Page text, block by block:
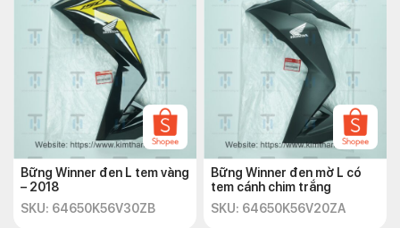
Bững Winner đen L tem vàng
– 2018
SKU: 64650K56V30ZB
Bững Winner đen mờ L có
tem cánh chim trắng
SKU: 64650K56V20ZA